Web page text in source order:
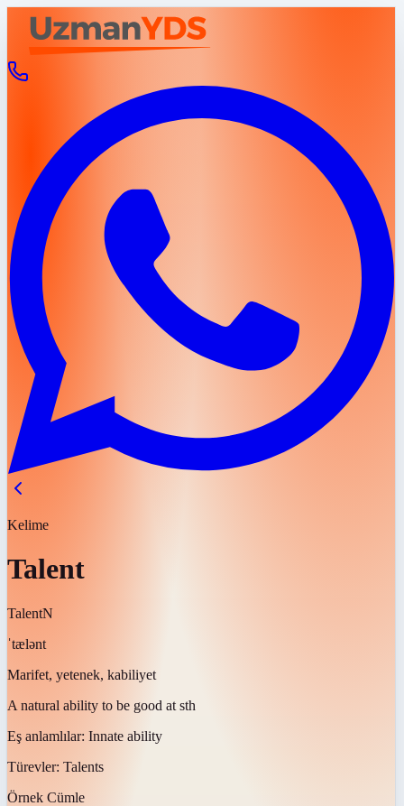
Kelime
Talent
TalentN
ˈtælənt
Marifet, yetenek, kabiliyet
A natural ability to be good at sth
Eş anlamlılar: Innate ability
Türevler: Talents
Örnek Cümle